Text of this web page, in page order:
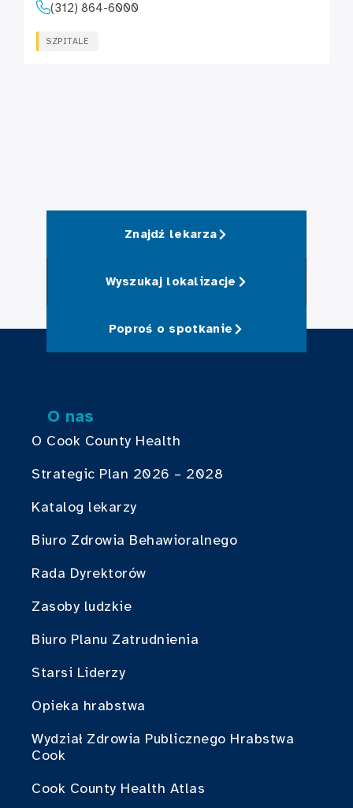
(312) 864-6000
SZPITALE
Znajdź lekarza
Wyszukaj lokalizacje
Poproś o spotkanie
O nas
O Cook County Health
Strategic Plan 2026 – 2028
Katalog lekarzy
Biuro Zdrowia Behawioralnego
Rada Dyrektorów
Zasoby ludzkie
Biuro Planu Zatrudnienia
Starsi Liderzy
Opieka hrabstwa
Wydział Zdrowia Publicznego Hrabstwa
Cook
Cook County Health Atlas